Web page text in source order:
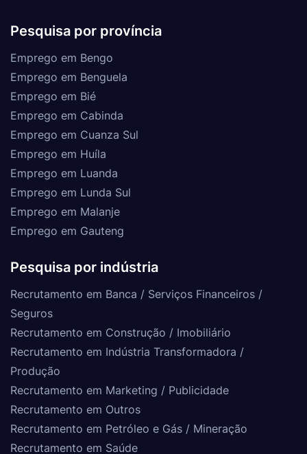
Pesquisa por província
Emprego em Bengo
Emprego em Benguela
Emprego em Bié
Emprego em Cabinda
Emprego em Cuanza Sul
Emprego em Huíla
Emprego em Luanda
Emprego em Lunda Sul
Emprego em Malanje
Emprego em Gauteng
Pesquisa por indústria
Recrutamento em Banca / Serviços Financeiros /
Seguros
Recrutamento em Construção / Imobiliário
Recrutamento em Indústria Transformadora /
Produção
Recrutamento em Marketing / Publicidade
Recrutamento em Outros
Recrutamento em Petróleo e Gás / Mineração
Recrutamento em Saúde